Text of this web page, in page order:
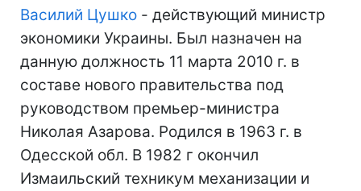
Василий Цушко - действующий министр
экономики Украины. Был назначен на
данную должность 11 марта 2010 г. в
составе нового правительства под
руководством премьер-министра
Николая Азарова. Родился в 1963 г. в
Одесской обл. В 1982 г окончил
Измаильский техникум механизации и